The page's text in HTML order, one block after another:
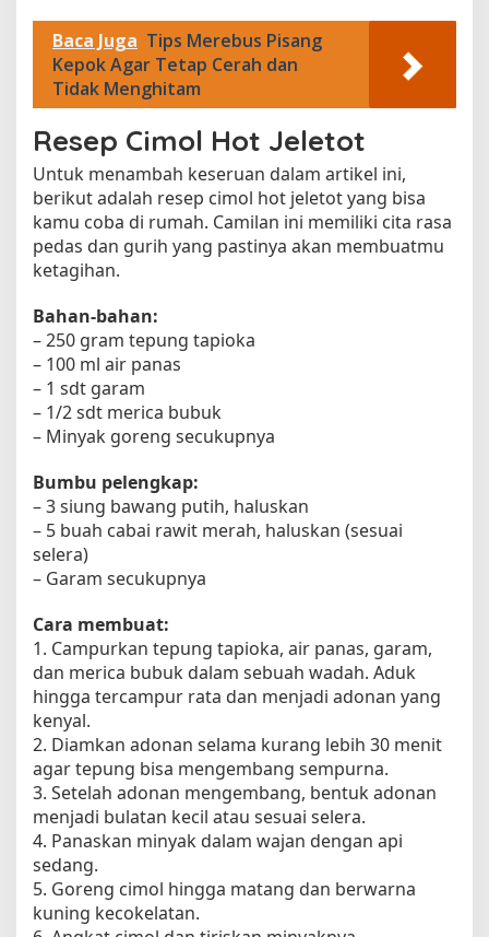
Baca Juga Tips Merebus Pisang
Kepok Agar Tetap Cerah dan
Tidak Menghitam
Resep Cimol Hot Jeletot
Untuk menambah keseruan dalam artikel ini,
berikut adalah resep cimol hot jeletot yang bisa
kamu coba di rumah. Camilan ini memiliki cita rasa
pedas dan gurih yang pastinya akan membuatmu
ketagihan.
Bahan-bahan:
– 250 gram tepung tapioka
– 100 ml air panas
– 1 sdt garam
– 1/2 sdt merica bubuk
– Minyak goreng secukupnya
Bumbu pelengkap:
– 3 siung bawang putih, haluskan
– 5 buah cabai rawit merah, haluskan (sesuai
selera)
– Garam secukupnya
Cara membuat:
1. Campurkan tepung tapioka, air panas, garam,
dan merica bubuk dalam sebuah wadah. Aduk
hingga tercampur rata dan menjadi adonan yang
kenyal.
2. Diamkan adonan selama kurang lebih 30 menit
agar tepung bisa mengembang sempurna.
3. Setelah adonan mengembang, bentuk adonan
menjadi bulatan kecil atau sesuai selera.
4. Panaskan minyak dalam wajan dengan api
sedang.
5. Goreng cimol hingga matang dan berwarna
kuning kecokelatan.